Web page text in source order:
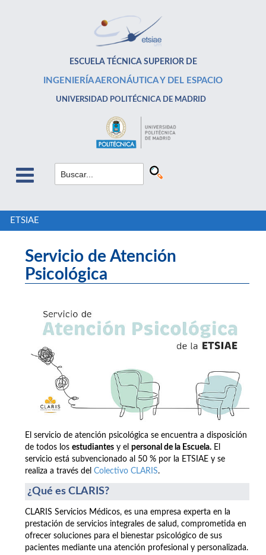
ESCUELA TÉCNICA SUPERIOR DE
INGENIERÍA AERONÁUTICA Y DEL ESPACIO
UNIVERSIDAD POLITÉCNICA DE MADRID
ETSIAE
Servicio de Atención
Psicológica
El servicio de atención psicológica se encuentra a disposición
de todos los estudiantes y el personal de la Escuela. El
servicio está subvencionado al 50 % por la ETSIAE y se
realiza a través del Colectivo CLARIS.
¿Qué es CLARIS?
CLARIS Servicios Médicos, es una empresa experta en la
prestación de servicios integrales de salud, comprometida en
ofrecer soluciones para el bienestar psicológico de sus
pacientes mediante una atención profesional y personalizada.